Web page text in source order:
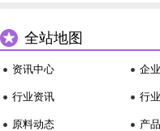
全站地图
资讯中心
行业资讯
原料动态
企
行
产